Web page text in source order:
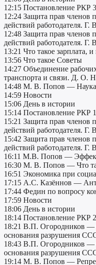
12:15 Постановление РКР
12:24 Защита прав членов
действий работодателя. Г.
12:48 Защита прав членов
действий работодателя. Г.
13:21 Что такое зарплата,
13:56 Что такое Советы
14:27 Объединение
транспорта и связи. Д. О.
14:48 М. В. Попов — Наука
14:59 Новости
15:06 День в истории
15:14 Постановление РКР
15:21 Защита прав членов
действий работодателя. Г.
15:42 Защита прав членов
действий работодателя. Г.
16:11 М.В. Попов —
16:30 М. В. Попов — Что
16:51 Экономика при
17:15 А.С. Казённов —
17:44 Федин по вопросу
17:59 Новости
18:06 День в истории
18:14 Постановление РКР
18:21 В.П. Огородников —
основания разрушения
18:43 В.П. Огородников —
основания разрушения
19:14 М. В. Попов —